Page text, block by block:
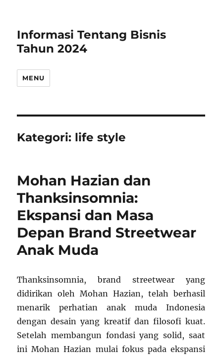
Informasi Tentang Bisnis
Tahun 2024
MENU
Kategori: life style
Mohan Hazian dan
Thanksinsomnia:
Ekspansi dan Masa
Depan Brand Streetwear
Anak Muda
Thanksinsomnia, brand streetwear yang
didirikan oleh Mohan Hazian, telah berhasil
menarik perhatian anak muda Indonesia
dengan desain yang kreatif dan filosofi kuat.
Setelah membangun fondasi yang solid, saat
ini Mohan Hazian mulai fokus pada ekspansi